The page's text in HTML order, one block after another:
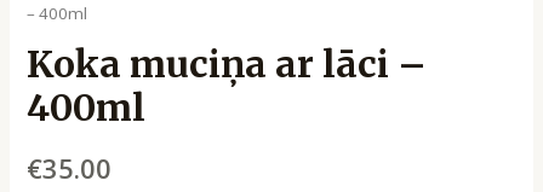
– 400ml
Koka muciņa ar lāci –
400ml
€35.00